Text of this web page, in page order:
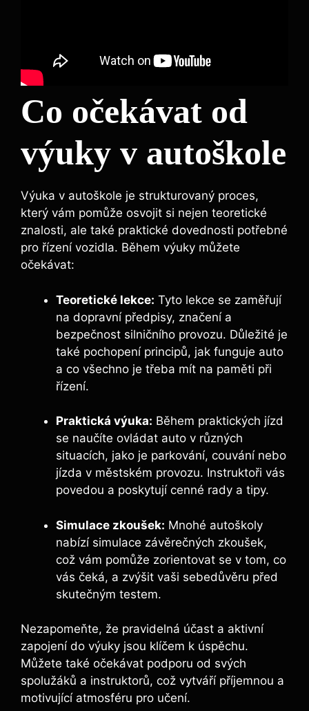
Co očekávat od
výuky v autoškole
Výuka v autoškole je strukturovaný proces,
který vám pomůže osvojit si nejen teoretické
znalosti, ale také praktické dovednosti potřebné
pro řízení vozidla. Během výuky můžete
očekávat:
Teoretické lekce: Tyto lekce se zaměřují
na dopravní předpisy, značení a
bezpečnost silničního provozu. Důležité je
také pochopení principů, jak funguje auto
a co všechno je třeba mít na paměti při
řízení.
Praktická výuka: Během praktických jízd
se naučíte ovládat auto v různých
situacích, jako je parkování, couvání nebo
jízda v městském provozu. Instruktoři vás
povedou a poskytují cenné rady a tipy.
Simulace zkoušek: Mnohé autoškoly
nabízí simulace závěrečných zkoušek,
což vám pomůže zorientovat se v tom, co
vás čeká, a zvýšit vaši sebedůvěru před
skutečným testem.
Nezapomeňte, že pravidelná účast a aktivní
zapojení do výuky jsou klíčem k úspěchu.
Můžete také očekávat podporu od svých
spolužáků a instruktorů, což vytváří příjemnou a
motivující atmosféru pro učení.